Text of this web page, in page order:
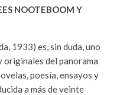
NOOTEBOOM Y
1933) es, sin duda, uno
del panorama
poesía, ensayos y
a más de veinte